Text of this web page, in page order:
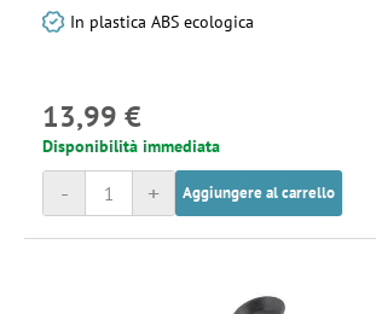
In plastica ABS ecologica
13,99 €
Disponibilità immediata
+
- Aggiungere al carrello